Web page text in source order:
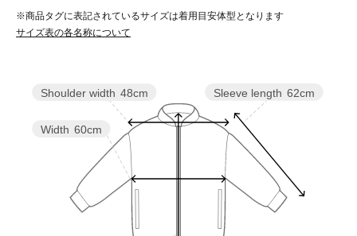
※商品タグに表記されているサイズは着用目安体型となります
サイズ表の各名称について
Sleeve length 62cm
Width 60cm
Shoulder width 48cm